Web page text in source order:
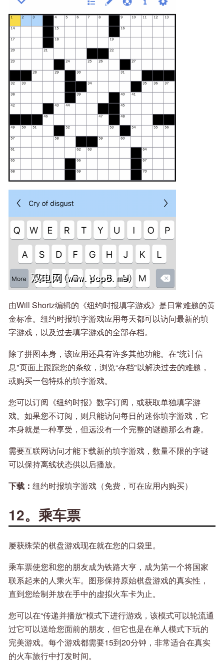
由Will Shortz编辑的《纽约时报填字游戏》是日常难题的黄
金标准。纽约时报填字游戏应用每天都可以访问最新的填
字游戏，以及过去填字游戏的全部存档。
除了拼图本身，该应用还具有许多其他功能。在“统计信
息"页面上跟踪您的条纹，浏览“存档"以解决过去的难题，
或购买一包特殊的填字游戏。
您可以订阅《纽约时报》数字订阅，或获取单独填字游
戏。如果您不订阅，则只能访问每日的迷你填字游戏，它
本身就是一种享受，但远没有一个完整的谜题那么有趣。
需要互联网访问才能下载新的填字游戏，数量不限的字谜
可以保持离线状态供以后播放。
下载： 纽约时报填字游戏（免费，可在应用内购买）
12。乘车票
屡获殊荣的棋盘游戏现在就在您的口袋里。
乘车票使您和您的朋友成为铁路大亨，成为第一个将国家
联系起来的人乘火车。图形保持原始棋盘游戏的真实性，
直到您绘制并放在手中的虚拟火车卡为止。
您可以在“传递并播放"模式下进行游戏，该模式可以轮流通
过它可以送给您面前的朋友，但它也是在单人模式下玩的
完美游戏。每个游戏都需要15到20分钟，非常适合在真实
的火车旅行中打发时间。